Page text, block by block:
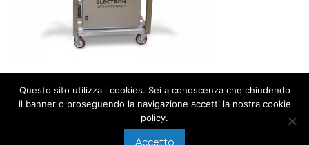
Questo sito utilizza i cookies. Sei a conoscenza che chiudendo
il banner o proseguendo la navigazione accetti la nostra cookie
policy.
Accetto